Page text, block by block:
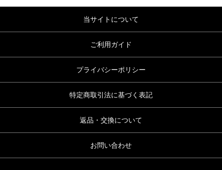
当サイトについて
ご利用ガイド
プライバシーポリシー
特定商取引法に基づく表記
返品・交換について
お問い合わせ